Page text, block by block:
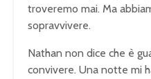
troveremo mai. Ma
sopravvivere.
Nathan non dice che è
convivere. Una notte mi